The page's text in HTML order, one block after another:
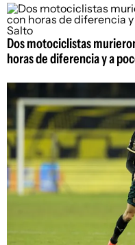
Dos motociclistas
horas de diferencia y a